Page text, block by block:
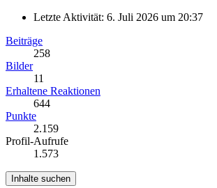
Letzte Aktivität: 6. Juli 2026 um 20:37
Beiträge
258
Bilder
11
Erhaltene Reaktionen
644
Punkte
2.159
Profil-Aufrufe
1.573
Inhalte suchen